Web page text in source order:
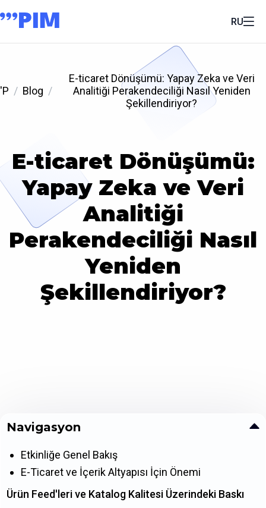
RU
'P Blog
E-ticaret Dönüşümü: Yapay Zeka ve Veri
Analitiği Perakendeciliği Nasıl Yeniden
Şekillendiriyor?
E-ticaret Dönüşümü:
Yapay Zeka ve Veri
Analitiği
Perakendeciliği Nasıl
Yeniden
Şekillendiriyor?
Navigasyon
Etkinliğe Genel Bakış
E-Ticaret ve İçerik Altyapısı İçin Önemi
Ürün Feed'leri ve Katalog Kalitesi Üzerindeki Baskı